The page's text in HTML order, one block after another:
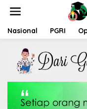
t
Nasional PGRI